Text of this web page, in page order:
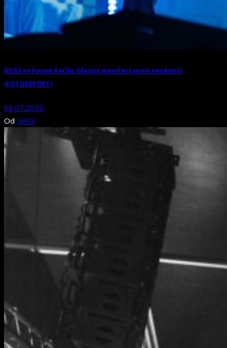
IDLES ve Forum Karlín: hlasitý manifest proti nenávisti
(FOTOREPORT)
08.07.2026
Od Janča